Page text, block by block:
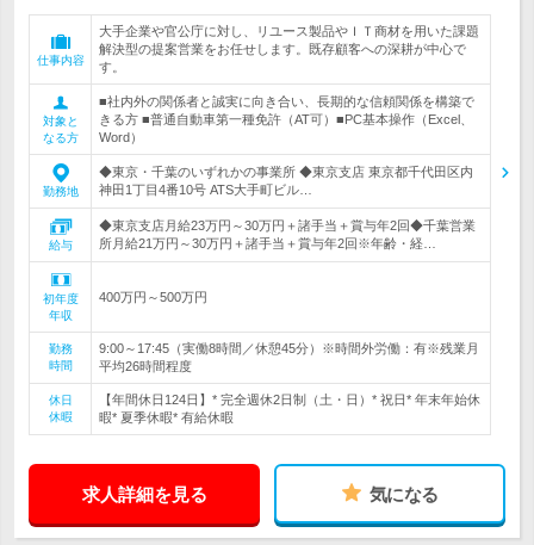
仕事内容
大手企業や官公庁に対し、リユース製品やＩＴ商材を用いた課題
解決型の提案営業をお任せします。既存顧客への深耕が中心で
す。
対象と
なる方
■社内外の関係者と誠実に向き合い、長期的な信頼関係を構築で
きる方 ■普通自動車第一種免許（AT可）■PC基本操作（Excel、
Word）
勤務地
◆東京・千葉のいずれかの事業所 ◆東京支店 東京都千代田区内
神田1丁目4番10号 ATS大手町ビル…
給与
◆東京支店月給23万円～30万円＋諸手当＋賞与年2回◆千葉営業
所月給21万円～30万円＋諸手当＋賞与年2回※年齢・経…
初年度
年収
400万円～500万円
勤務
時間
9:00～17:45（実働8時間／休憩45分）※時間外労働：有※残業月
平均26時間程度
休日
休暇
【年間休日124日】* 完全週休2日制（土・日）* 祝日* 年末年始休
暇* 夏季休暇* 有給休暇
求人詳細を見る 気になる